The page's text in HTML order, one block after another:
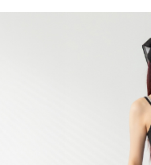
每筆NT$120，滿NT$699(